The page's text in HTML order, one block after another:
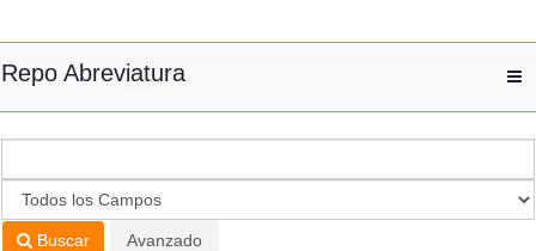
Repo Abreviatura
Buscar Avanzado